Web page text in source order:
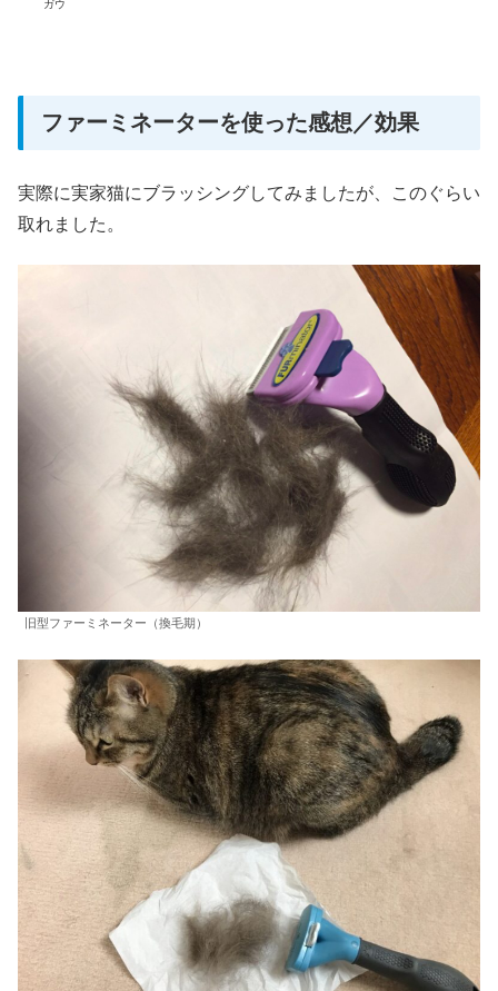
ガウ
ファーミネーターを使った感想／効果
実際に実家猫にブラッシングしてみましたが、このぐらい
取れました。
旧型ファーミネーター（換毛期）